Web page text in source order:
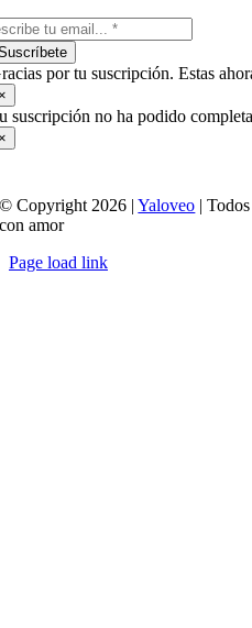
por tu suscripción. Estas
suscripción no ha podido
© Copyright 2026 |Yaloveo |
con amor
Page load link